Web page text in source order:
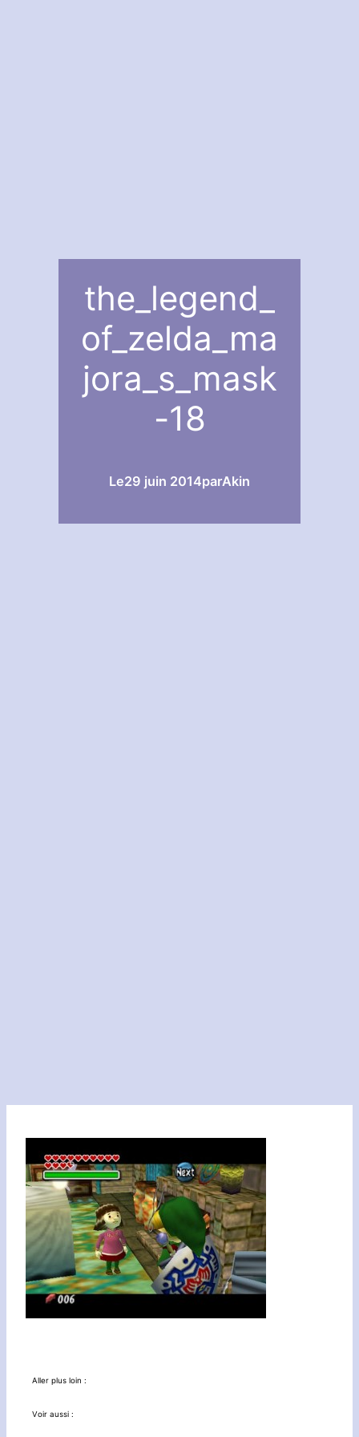
the_legend_
of_zelda_ma
jora_s_mask
-18
Le29 juin 2014parAkin
Aller plus loin :
Voir aussi :